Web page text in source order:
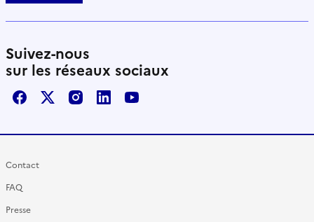
Suivez-nous
sur les réseaux sociaux
FacebookX / TwitterInstagram
LinkedInYoutube
Contact
FAQ
Presse